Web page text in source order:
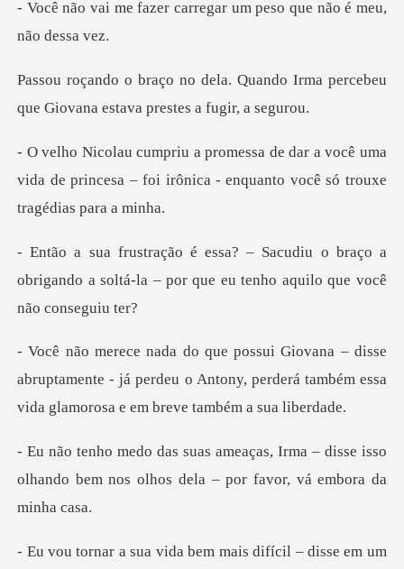
carregar um peso que não
uando Irma percebeu
que Giovana e
você uma
vida de princesa – foi irônica - en
o braço a
obrigando a soltá-la – por que eu
abruptamente - já perdeu o Antony, perderá também e
ma – disse isso
olhando bem nos olhos de
um